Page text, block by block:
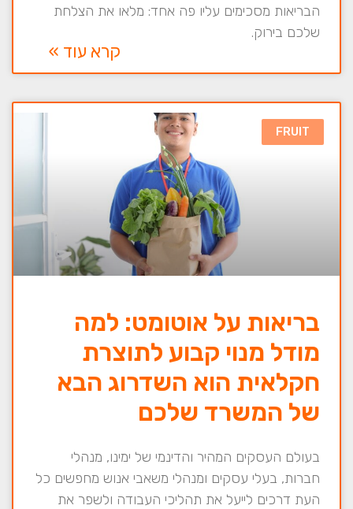
הבריאות מסכימים עליו פה אחד: מלאו את הצלחת
שלכם בירוק.
קרא עוד »
FRUIT
בריאות על אוטומט: למה
מודל מנוי קבוע לתוצרת
חקלאית הוא השדרוג הבא
של המשרד שלכם
בעולם העסקים המהיר והדינמי של ימינו, מנהלי
חברות, בעלי עסקים ומנהלי משאבי אנוש מחפשים כל
העת דרכים לייעל את תהליכי העבודה ולשפר את